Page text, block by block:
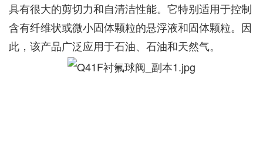
具有很大的剪切力和自清洁性能。它特别适用于控制
含有纤维状或微小固体颗粒的悬浮液和固体颗粒。因
此，该产品广泛应用于石油、石油和天然气。